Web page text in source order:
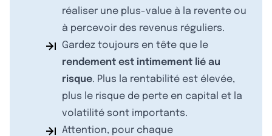
réaliser une plus-value à la revente ou
à percevoir des revenus réguliers.
Gardez toujours en tête que le
rendement est intimement lié au
risque. Plus la rentabilité est élevée,
plus le risque de perte en capital et la
volatilité sont importants.
Attention, pour chaque